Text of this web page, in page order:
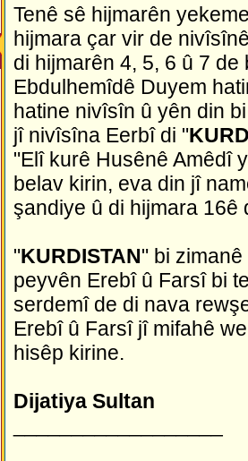
Tenê sê hijmarên
hijmara çar vir de
di hijmarên 4, 5, 6 û 7
Ebdulhemîdê Duyem
hatine nivîsîn û yên din
jî nivîsîna Eerbî di "
"Elî kurê Husênê Amêdî
belav kirin, eva din jî
şandiye û di hijmara 16ê
"KURDISTAN" bi
peyvên Erebî û Farsî bi
serdemî de di nava
Erebî û Farsî jî mifahê
hisêp kirine.
Dijatiya Sultan